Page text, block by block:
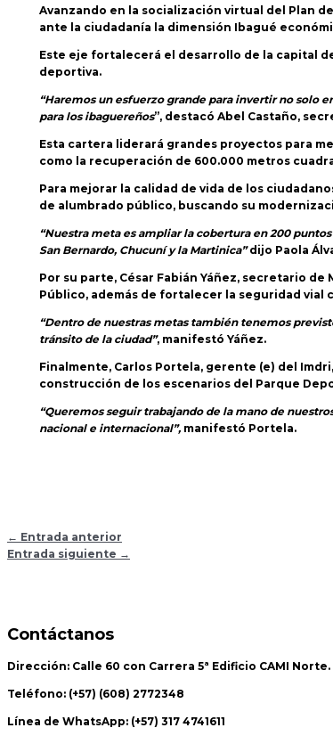
Avanzando en la socialización virtual del Plan
ante la ciudadanía la dimensión Ibagué
Este eje fortalecerá el desarrollo de la capital
deportiva.
“Haremos un esfuerzo grande para invertir no solo
para los ibaguereños”, destacó Abel Castaño,
Esta cartera liderará grandes proyectos para
como la recuperación de 600.000 metros
Para mejorar la calidad de vida de los
de alumbrado público, buscando su
“Nuestra meta es ampliar la cobertura en 200
San Bernardo, Chucuní y la Martinica”dijo Paola
Por su parte, César Fabián Yáñez, secretario
Público, además de fortalecer la seguridad
“Dentro de nuestras metas también tenemos
tránsito de la ciudad”, manifestó Yáñez.
Finalmente, Carlos Portela, gerente (e) del
construcción de los escenarios del Parque
“Queremos seguir trabajando de la mano de
nacional e internacional”, manifestó Portela.
← Entrada anterior
Entrada siguiente →
Contáctanos
Dirección: Calle 60 con Carrera 5ª Edificio CAMI
Teléfono: (+57) (608) 2772348
Línea de WhatsApp: (+57) 317 4741611